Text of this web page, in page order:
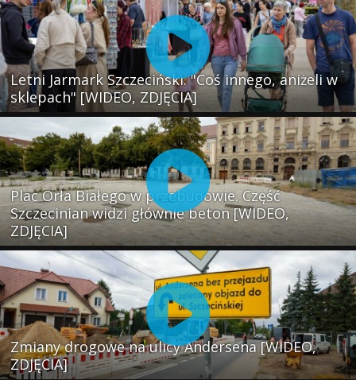
Letni Jarmark Szczeciński. "Coś innego, aniżeli w
sklepach" [WIDEO, ZDJĘCIA]
Plac Orła Białego w przebudowie. Część
Szczecinian widzi głównie beton [WIDEO,
ZDJĘCIA]
Zmiany drogowe na ulicy Andersena [WIDEO,
ZDJĘCIA]